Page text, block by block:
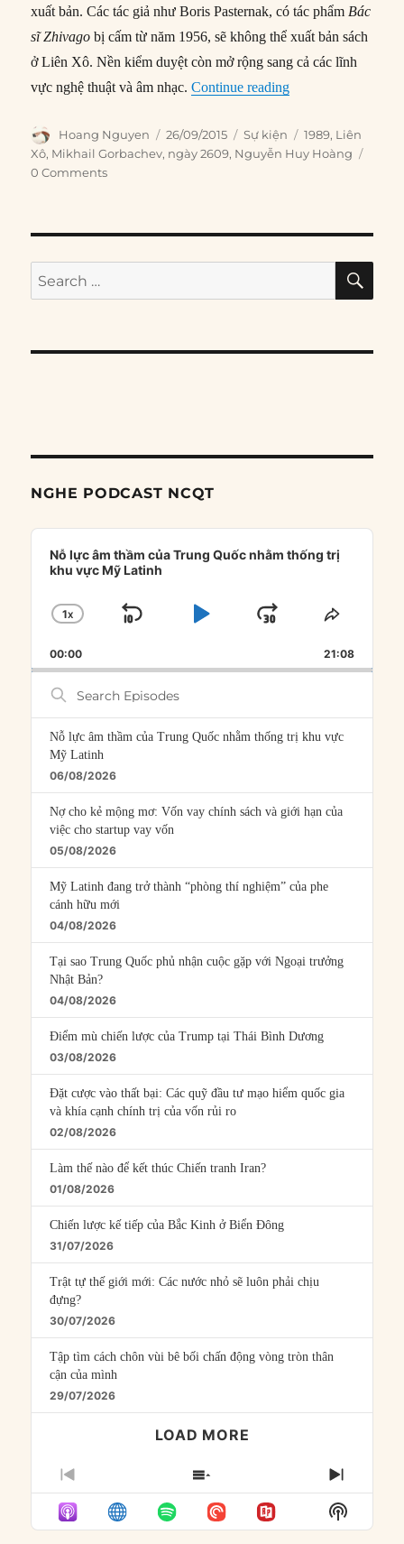
xuất bản. Các tác giả như Boris Pasternak, có tác phẩm Bác
sĩ Zhivago bị cấm từ năm 1956, sẽ không thể xuất bản sách
ở Liên Xô. Nền kiểm duyệt còn mở rộng sang cả các lĩnh
vực nghệ thuật và âm nhạc.Continue reading“26/09/1989: Xô
Author
Hoang Nguyen
Posted
on
26/09/2015 Categories
Sự kiện Tags
1989, Liên
Xô, Mikhail Gorbachev, ngày 2609, Nguyễn Huy Hoàng
0 Comments
Search
for:
NGHE PODCAST NCQT
Audio
Player
Nỗ lực âm thầm của Trung Quốc nhằm thống trị
khu vực Mỹ Latinh
CHANGE
RATE
1X
SKIP
PLAYJUMP
FORWARD
SHARE
00:00 21:08
Search
Episodes
Nỗ lực âm thầm của Trung Quốc nhằm thống trị khu vực
Mỹ Latinh
06/08/2026
Nợ cho kẻ mộng mơ: Vốn vay chính sách và giới hạn của
việc cho startup vay vốn
05/08/2026
Mỹ Latinh đang trở thành “phòng thí nghiệm” của phe
cánh hữu mới
04/08/2026
Tại sao Trung Quốc phủ nhận cuộc gặp với Ngoại trưởng
Nhật Bản?
04/08/2026
Điểm mù chiến lược của Trump tại Thái Bình Dương
03/08/2026
Đặt cược vào thất bại: Các quỹ đầu tư mạo hiểm quốc gia
và khía cạnh chính trị của vốn rủi ro
02/08/2026
Làm thế nào để kết thúc Chiến tranh Iran?
01/08/2026
Chiến lược kế tiếp của Bắc Kinh ở Biển Đông
31/07/2026
Trật tự thế giới mới: Các nước nhỏ sẽ luôn phải chịu
đựng?
30/07/2026
Tập tìm cách chôn vùi bê bối chấn động vòng tròn thân
cận của mình
29/07/2026
LOAD MORE
PREVIOUS
EPISODE
SHOW
EPISODES
LIST
NEXT
Show
Podcast